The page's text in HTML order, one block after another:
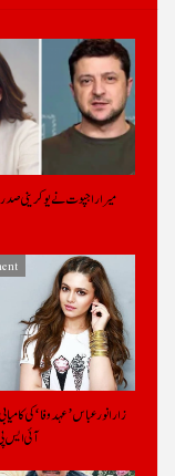
میرا راجپوت نے یوکرینی صدر
زارا نور عباس ’عہد وفا‘ کی
آئی ایس